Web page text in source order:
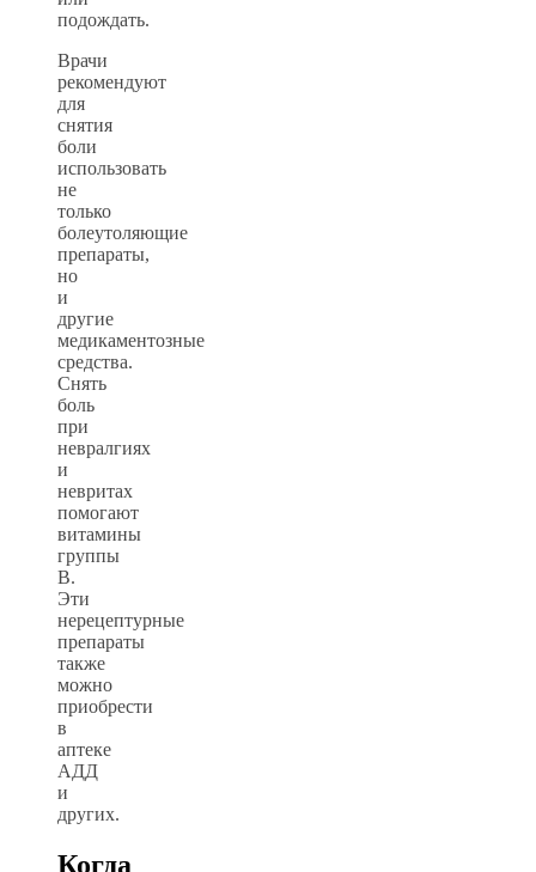
подождать.
Врачи
рекомендуют
для
снятия
боли
использовать
не
только
болеутоляющие
препараты,
но
и
другие
медикаментозные
средства.
Снять
боль
при
невралгиях
и
невритах
помогают
витамины
группы
В.
Эти
нерецептурные
препараты
также
можно
приобрести
в
аптеке
АДД
и
других.
Когда